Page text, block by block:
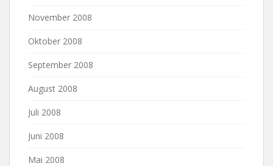
November 2008
Oktober 2008
September 2008
August 2008
Juli 2008
Juni 2008
Mai 2008